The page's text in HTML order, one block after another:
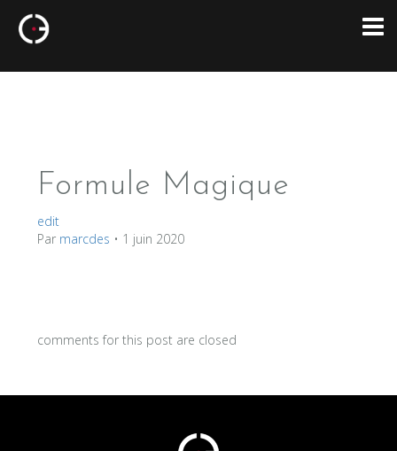
Formule Magique
edit
Par marcdes • 1 juin 2020
comments for this post are closed